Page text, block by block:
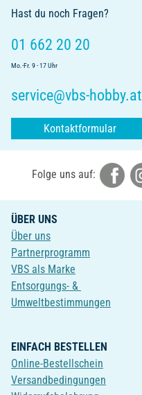
Hast du noch Fragen?
01 662 20 20
Mo.-Fr. 9 - 17 Uhr
service@vbs-hobby.at
Kontaktformular
Folge uns auf:
ÜBER UNS
Über uns
Partnerprogramm
VBS als Marke
Entsorgungs- &
Umweltbestimmungen
EINFACH BESTELLEN
Online-Bestellschein
Versandbedingungen